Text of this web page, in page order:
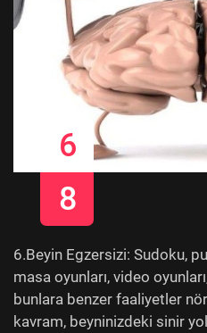
6
8
6.Beyin Egzersizi: Sudoku,
masa oyunları, video
bunlara benzer faaliyetler
kavram, beyninizdeki sinir